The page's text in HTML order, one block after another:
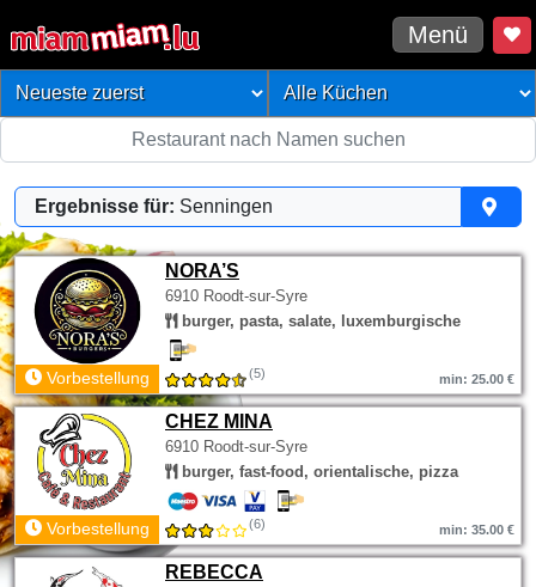
Menü
Ergebnisse für: Senningen
NORA’S
6910 Roodt-sur-Syre
burger, pasta, salate, luxemburgische
Vorbestellung (5) min: 25.00 €
CHEZ MINA
6910 Roodt-sur-Syre
burger, fast-food, orientalische, pizza
Vorbestellung (6) min: 35.00 €
REBECCA